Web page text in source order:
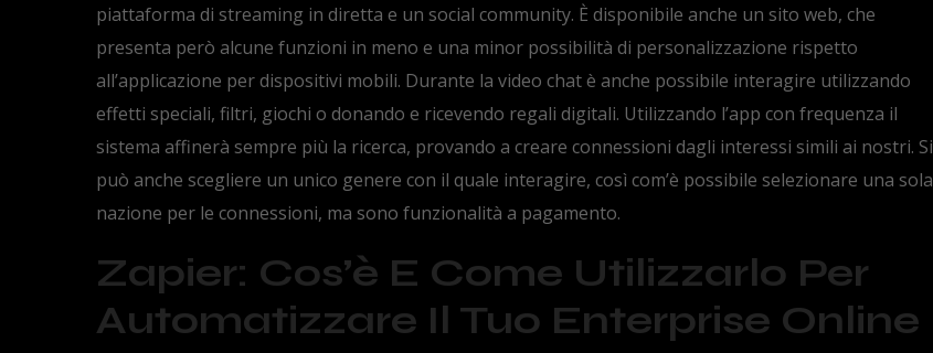
piattaforma di streaming in diretta e un social community. È disponibile anche un sito web, che
presenta però alcune funzioni in meno e una minor possibilità di personalizzazione rispetto
all’applicazione per dispositivi mobili. Durante la video chat è anche possibile interagire utilizzando
effetti speciali, filtri, giochi o donando e ricevendo regali digitali. Utilizzando l’app con frequenza il
sistema affinerà sempre più la ricerca, provando a creare connessioni dagli interessi simili ai nostri. Si
può anche scegliere un unico genere con il quale interagire, così com’è possibile selezionare una sola
nazione per le connessioni, ma sono funzionalità a pagamento.
Zapier: Cos’è E Come Utilizzarlo Per
Automatizzare Il Tuo Enterprise Online